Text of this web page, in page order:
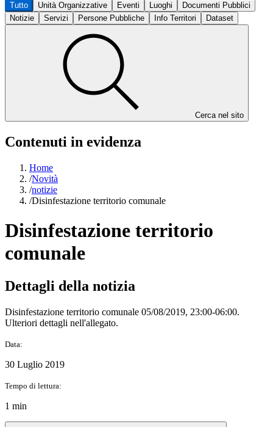
Tutto Unità Organizzative Eventi Luoghi
Documenti Pubblici
Notizie
Servizi Persone Pubbliche Info Territori Dataset
Cerca nel sito
Contenuti in evidenza
Home
/Novità
/notizie
/Disinfestazione territorio comunale
Disinfestazione territorio
comunale
Dettagli della notizia
Disinfestazione territorio comunale 05/08/2019, 23:00-06:00.
Ulteriori dettagli nell'allegato.
Data:
30 Luglio 2019
Tempo di lettura:
1 min